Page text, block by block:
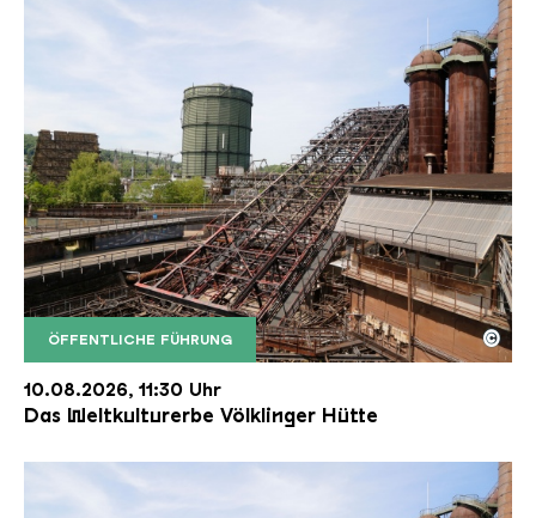
ÖFFENTLICHE FÜHRUNG
Der Erzschrägaufzug der Völklinger Hütte mit
Copyright: Weltkulturerbe Völklinger Hütte | Karl
©
10.08.2026, 11:30 Uhr
Das Weltkulturerbe Völklinger Hütte